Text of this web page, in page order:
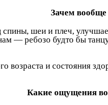
Зачем вообще
шеи и плеч,
— ребозо будто бы
возраста и состояния
Какие ощущения